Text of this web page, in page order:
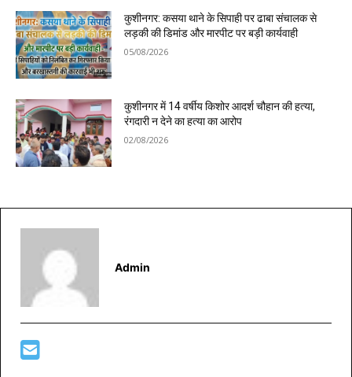
कुशीनगर: कसया थाने के सिपाही पर ढाबा संचालक से
लड़की की डिमांड और मारपीट पर बड़ी कार्यवाही
05/08/2026
कुशीनगर में 14 वर्षीय किशोर आदर्श चौहान की हत्या,
रंगदारी न देने का हत्या का आरोप
02/08/2026
Admin